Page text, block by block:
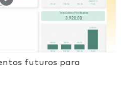
futuros para